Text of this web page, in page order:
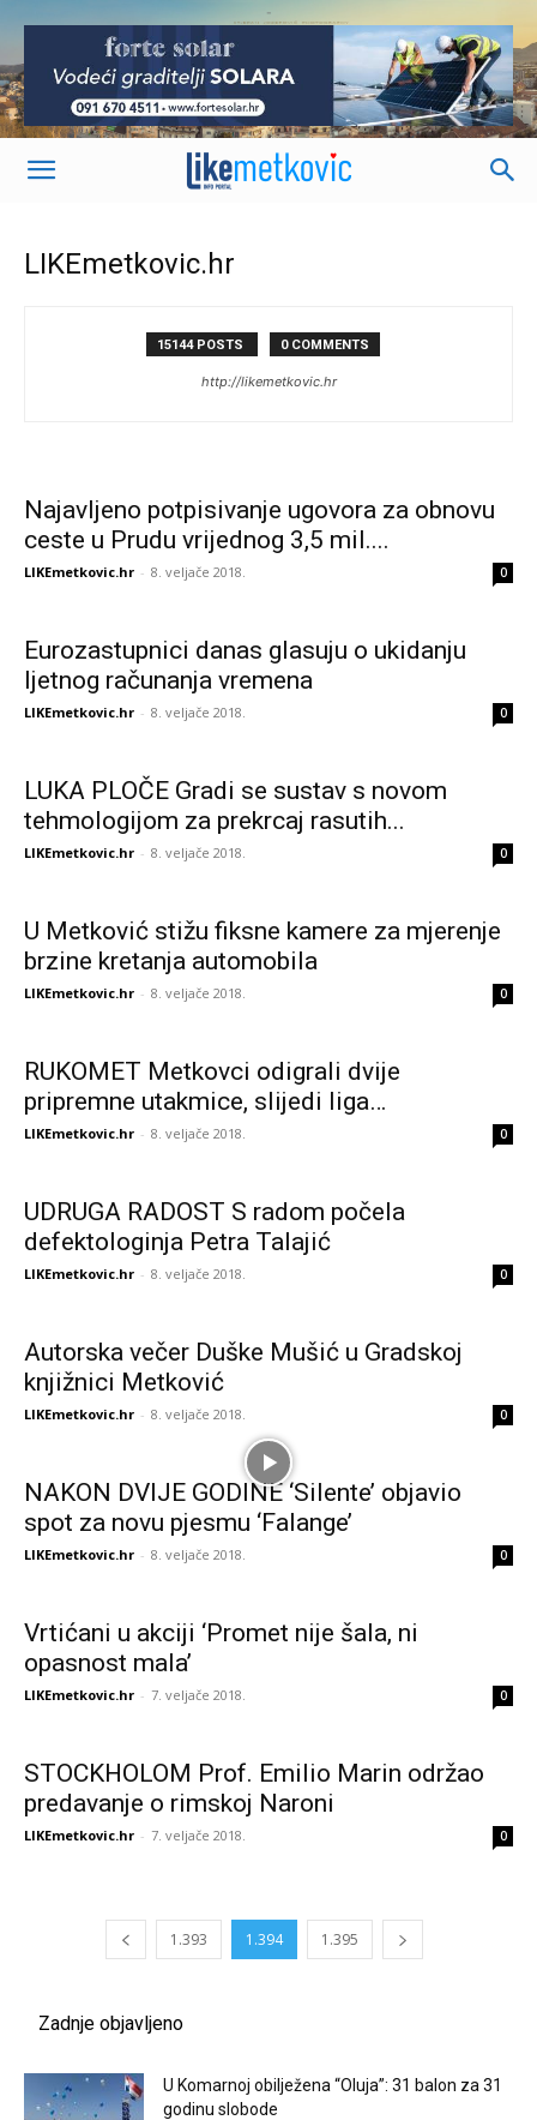
-
LIKEmetkovic.hr
15144 POSTS 0 COMMENTS
http://likemetkovic.hr
Najavljeno potpisivanje ugovora za obnovu
ceste u Prudu vrijednog 3,5 mil....
LIKEmetkovic.hr - 8. veljače 2018. 0
Eurozastupnici danas glasuju o ukidanju
ljetnog računanja vremena
LIKEmetkovic.hr - 8. veljače 2018. 0
LUKA PLOČE Gradi se sustav s novom
tehmologijom za prekrcaj rasutih...
LIKEmetkovic.hr - 8. veljače 2018. 0
U Metković stižu fiksne kamere za mjerenje
brzine kretanja automobila
LIKEmetkovic.hr - 8. veljače 2018. 0
RUKOMET Metkovci odigrali dvije
pripremne utakmice, slijedi liga…
LIKEmetkovic.hr - 8. veljače 2018. 0
UDRUGA RADOST S radom počela
defektologinja Petra Talajić
LIKEmetkovic.hr - 8. veljače 2018. 0
Autorska večer Duške Mušić u Gradskoj
knjižnici Metković
LIKEmetkovic.hr - 8. veljače 2018. 0
NAKON DVIJE GODINE ‘Silente’ objavio
spot za novu pjesmu ‘Falange’
LIKEmetkovic.hr - 8. veljače 2018. 0
Vrtićani u akciji ‘Promet nije šala, ni
opasnost mala’
LIKEmetkovic.hr - 7. veljače 2018. 0
STOCKHOLOM Prof. Emilio Marin održao
predavanje o rimskoj Naroni
LIKEmetkovic.hr - 7. veljače 2018. 0
1.393 1.394 1.395
Zadnje objavljeno
U Komarnoj obilježena “Oluja”: 31 balon za 31
godinu slobode